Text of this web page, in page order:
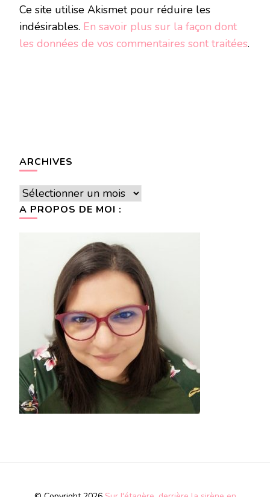
Ce site utilise Akismet pour réduire les
indésirables. En savoir plus sur la façon dont
les données de vos commentaires sont traitées.
ARCHIVES
Archives
A PROPOS DE MOI :